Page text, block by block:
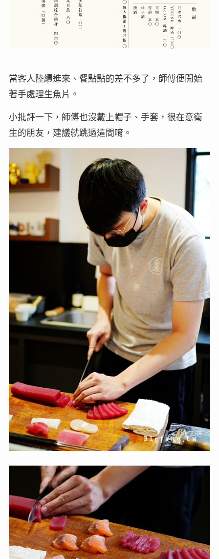
當客人陸續進來、餐點點的差不多了，師傅便開始
著手處理生魚片。
小批評一下，師傅也沒戴上帽子、手套，很在意衛
生的朋友，建議就跳過這間唷。